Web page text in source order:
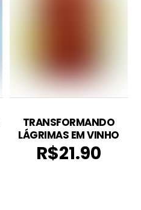
TRANSFORMANDO
LÁGRIMAS EM VINHO
R$21.90